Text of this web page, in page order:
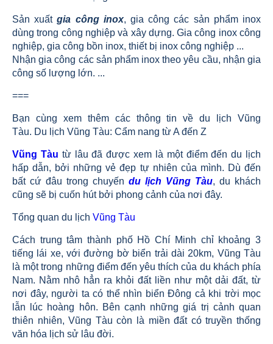
Sản xuấtgia công inox, gia công các sản phẩm inox
dùng trong công nghiệp và xây dựng. Gia công inox công
nghiệp, gia công bồn inox, thiết bị inox công nghiệp ...
Nhận gia công các sản phẩm inox theo yêu cầu, nhận gia
công số lượng lớn. ...
===
Bạn cùng xem thêm các thông tin về du lịch Vũng
Tàu. Du lịch Vũng Tàu: Cẩm nang từ A đến Z
Vũng Tàu từ lâu đã được xem là một điểm đến du lịch
hấp dẫn, bởi những vẻ đẹp tự nhiên của mình. Dù đến
bất cứ đâu trong chuyến du lịch Vũng Tàu, du khách
cũng sẽ bị cuốn hút bởi phong cảnh của nơi đây.
Tổng quan du lịch Vũng Tàu
Cách trung tâm thành phố Hồ Chí Minh chỉ khoảng 3
tiếng lái xe, với đường bờ biển trải dài 20km, Vũng Tàu
là một trong những điểm đến yêu thích của du khách phía
Nam. Nằm nhô hẳn ra khỏi đất liền như một dải đất, từ
nơi đây, người ta có thể nhìn biển Đông cả khi trời mọc
lẫn lúc hoàng hôn. Bên cạnh những giá trị cảnh quan
thiên nhiên, Vũng Tàu còn là miền đất có truyền thống
văn hóa lịch sử lâu đời.